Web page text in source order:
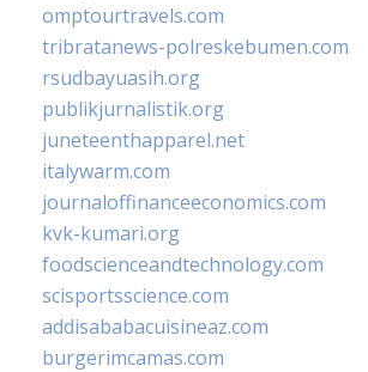
omptourtravels.com
tribratanews-polreskebumen.com
rsudbayuasih.org
publikjurnalistik.org
juneteenthapparel.net
italywarm.com
journaloffinanceeconomics.com
kvk-kumari.org
foodscienceandtechnology.com
scisportsscience.com
addisababacuisineaz.com
burgerimcamas.com